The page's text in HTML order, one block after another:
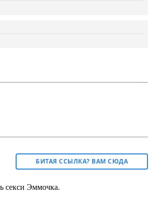
БИТАЯ ССЫЛКА? ВАМ СЮДА
секси Эммочка.